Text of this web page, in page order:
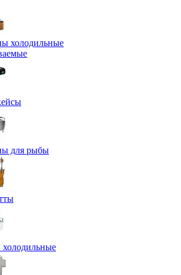
холодильные
для рыбы
холодильные